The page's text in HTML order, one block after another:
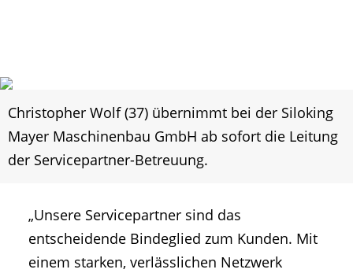
Christopher Wolf (37) übernimmt bei der Siloking
Mayer Maschinenbau GmbH ab sofort die Leitung
der Servicepartner-Betreuung.
„Unsere Servicepartner sind das
entscheidende Bindeglied zum Kunden. Mit
einem starken, verlässlichen Netzwerk